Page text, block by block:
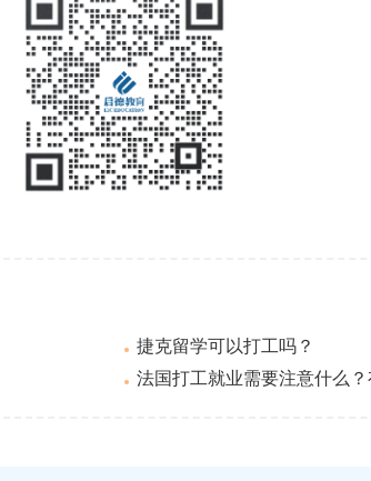
捷克留学可以打工吗？
法国打工就业需要注意什么？有